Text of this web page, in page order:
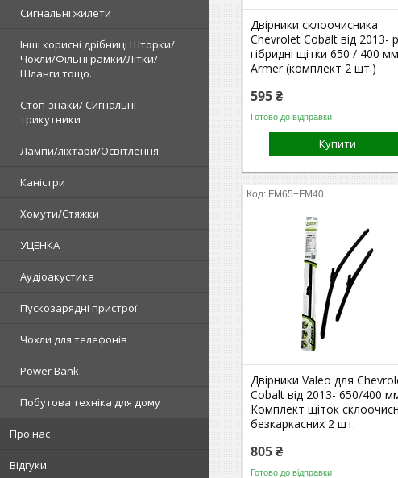
Сигнальні жилети
Інші корисні дрібниці Шторки/
Чохли/Фільні рамки/Літки/
Шланги тощо.
Стоп-знаки/ Сигнальні
трикутники
Лампи/ліхтари/Освітлення
Каністри
Хомути/Стяжки
УЦЕНКА
Аудіоакустика
Пускозарядні пристрої
Чохли для телефонів
Power Bank
Побутова техніка для дому
Про нас
Відгуки
Двірники склоочисника
Chevrolet Cobalt від 2013-
гібридні щітки 650 / 400
Armer (комплект 2 шт.)
595 ₴
Готово до відправки
Купити
FM65+FM40
Двірники Valeo для
Cobalt від 2013- 650/400
Комплект щіток
безкаркасних 2 шт.
805 ₴
Готово до відправки